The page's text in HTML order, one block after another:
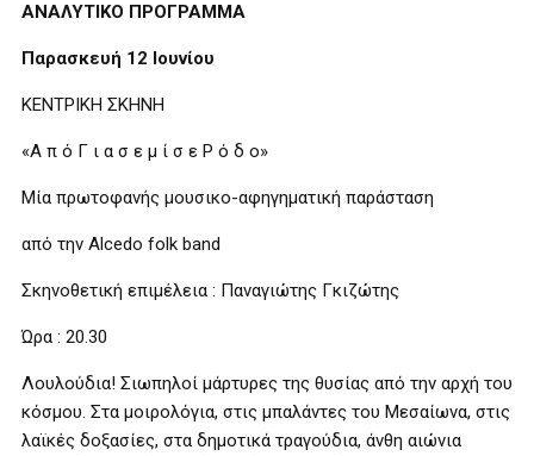
ΑΝΑΛΥΤΙΚΟ ΠΡΟΓΡΑΜΜΑ
Παρασκευή 12 Ιουνίου
KΕΝΤΡΙΚΗ ΣΚΗΝΗ
«Α π ό Γ ι α σ ε μ ί σ ε Ρ ό δ ο»
Μία πρωτοφανής μουσικο-αφηγηματική παράσταση
από την Alcedo folk band
Σκηνοθετική επιμέλεια : Παναγιώτης Γκιζώτης
Ώρα : 20.30
Λουλούδια! Σιωπηλοί μάρτυρες της θυσίας από την αρχή του
κόσμου. Στα μοιρολόγια, στις μπαλάντες του Μεσαίωνα, στις
λαϊκές δοξασίες, στα δημοτικά τραγούδια, άνθη αιώνια